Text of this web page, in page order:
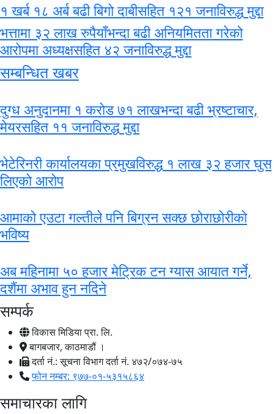
१ खर्ब १८ अर्ब बढी बिगो दाबीसहित १२१ जनाविरुद्ध मुद्दा
भत्तामा ३२ लाख रुपैयाँभन्दा बढी अनियमितता गरेको
आरोपमा अध्यक्षसहित ४२ जनाविरुद्ध मुद्दा
सम्बन्धित खबर
दुग्ध अनुदानमा १ करोड ७१ लाखभन्दा बढी भ्रष्टाचार,
मेयरसहित ११ जनाविरुद्ध मुद्दा
भेटेरिनरी कार्यालयका प्रमुखविरुद्ध १ लाख ३२ हजार घुस
लिएको आरोप
आमाको एउटा गल्तीले पनि बिग्रन सक्छ छोराछोरीको
भविष्य
अब महिनामा ५० हजार मेट्रिक टन ग्यास आयात गर्ने,
दशैंमा अभाव हुन नदिने
सम्पर्क
विकास मिडिया प्रा. लि.
बागबजार, काठमाडौं ।
दर्ता नं.: सूचना विभाग दर्ता नं. ४७२/०७४-७५
फोन नम्बर: ९७७-०१-५३१५८६४
समाचारका लागि